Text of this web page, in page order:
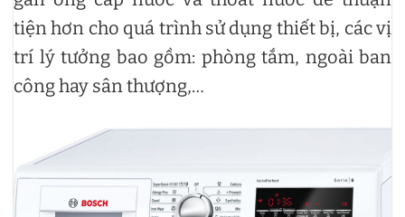
tiện hơn cho quá trình sử dụng thiết bị, các vị
trí lý tưởng bao gồm: phòng tắm, ngoài ban
công hay sân thượng,…